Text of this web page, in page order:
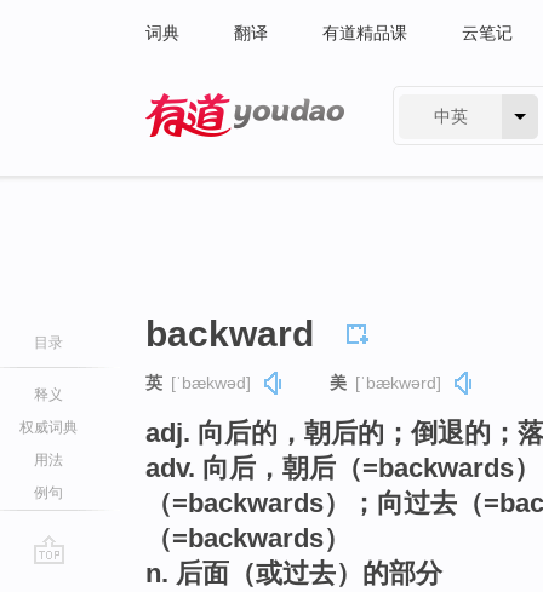
词典 翻译 有道精品课 云笔记
中英
目录
释义
权威词典
用法
例句
backward
英 [ˈbækwəd] 美 [ˈbækwərd]
adj. 向后的，朝后的；倒退的；
adv. 向后，朝后（=backwards
（=backwards）；向过去（
（=backwards）
n. 后面（或过去）的部分